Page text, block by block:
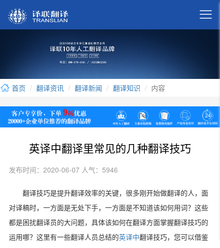

首页 翻译资讯 翻译新闻 翻译知识 内容
英译中翻译里常见的几种翻译技巧
发布时间：2020-06-07 人气：5946
翻译技巧是提升翻译效率的关键，很多刚开始做翻译的人，面
对译稿时，一方面是无处下手，一方面是不知道该如何用词？这些
都是困扰翻译员的大问题，具体该如何在翻译方面掌握翻译技巧的
运用哪？这里有一些翻译人员总结的英译中翻译技巧，您可以借鉴